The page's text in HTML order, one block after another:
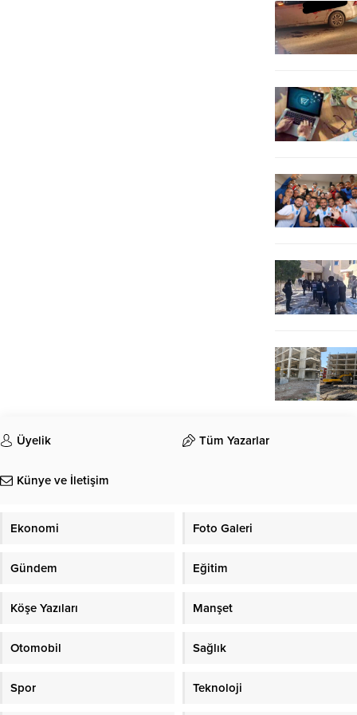
Üyelik Tüm Yazarlar
Künye ve İletişim
Ekonomi Foto Galeri
Gündem Eğitim
Köşe Yazıları Manşet
Otomobil Sağlık
Spor Teknoloji